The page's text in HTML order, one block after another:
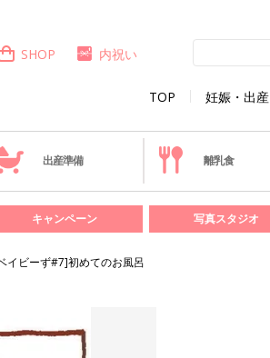
TOP 妊娠・出産
SHOP 内祝い
出産準備 離乳食
キャンペーン 写真スタジオ
イビーず#7]初めてのお風呂